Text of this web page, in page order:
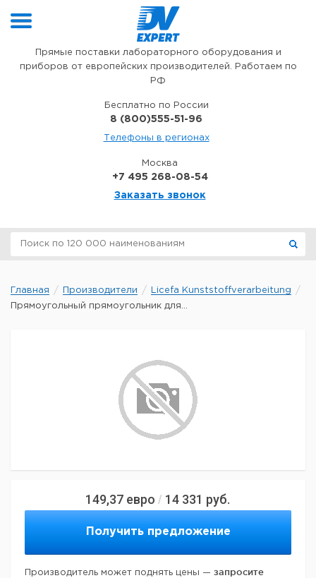
Прямые поставки лабораторного оборудования и
приборов от европейских производителей. Работаем по
РФ
Бесплатно по России
8 (800)555-51-96
Телефоны в регионах
Москва
+7 495 268-08-54
Заказать звонок
Главная Производители
Licefa Kunststoffverarbeitung
Прямоугольный прямоугольник для...
149,37 евро / 14 331 руб.
Получить предложение
Производитель может поднять цены — запросите